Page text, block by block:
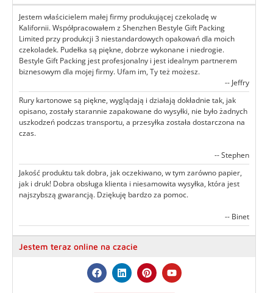
Jestem właścicielem małej firmy produkującej czekoladę w
Kalifornii. Współpracowałem z Shenzhen Bestyle Gift Packing
Limited przy produkcji 3 niestandardowych opakowań dla moich
czekoladek. Pudełka są piękne, dobrze wykonane i niedrogie.
Bestyle Gift Packing jest profesjonalny i jest idealnym partnerem
biznesowym dla mojej firmy. Ufam im, Ty też możesz.
-- Jeffry
Rury kartonowe są piękne, wyglądają i działają dokładnie tak, jak
opisano, zostały starannie zapakowane do wysyłki, nie było żadnych
uszkodzeń podczas transportu, a przesyłka została dostarczona na
czas.
-- Stephen
Jakość produktu tak dobra, jak oczekiwano, w tym zarówno papier,
jak i druk! Dobra obsługa klienta i niesamowita wysyłka, która jest
najszybszą gwarancją. Dziękuję bardzo za pomoc.
-- Binet
Jestem teraz online na czacie